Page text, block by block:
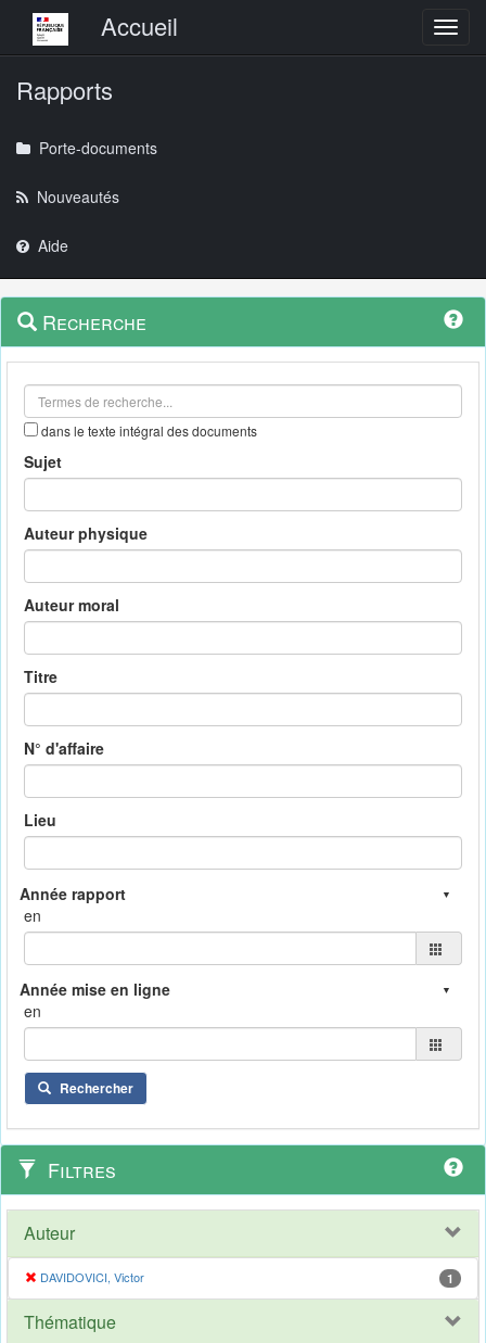
Menu principalAccueil
Rapports
Porte-documents
Nouveautés
Aide
Navigation
outils
Menu
contextuel
Recherche
dans le texte intégral des documents
Sujet
Auteur physique
Auteur moral
Titre
N° d'affaire
Lieu
en
en
Rechercher
Filtres
Auteur
DAVIDOVICI, Victor 1
Thématique